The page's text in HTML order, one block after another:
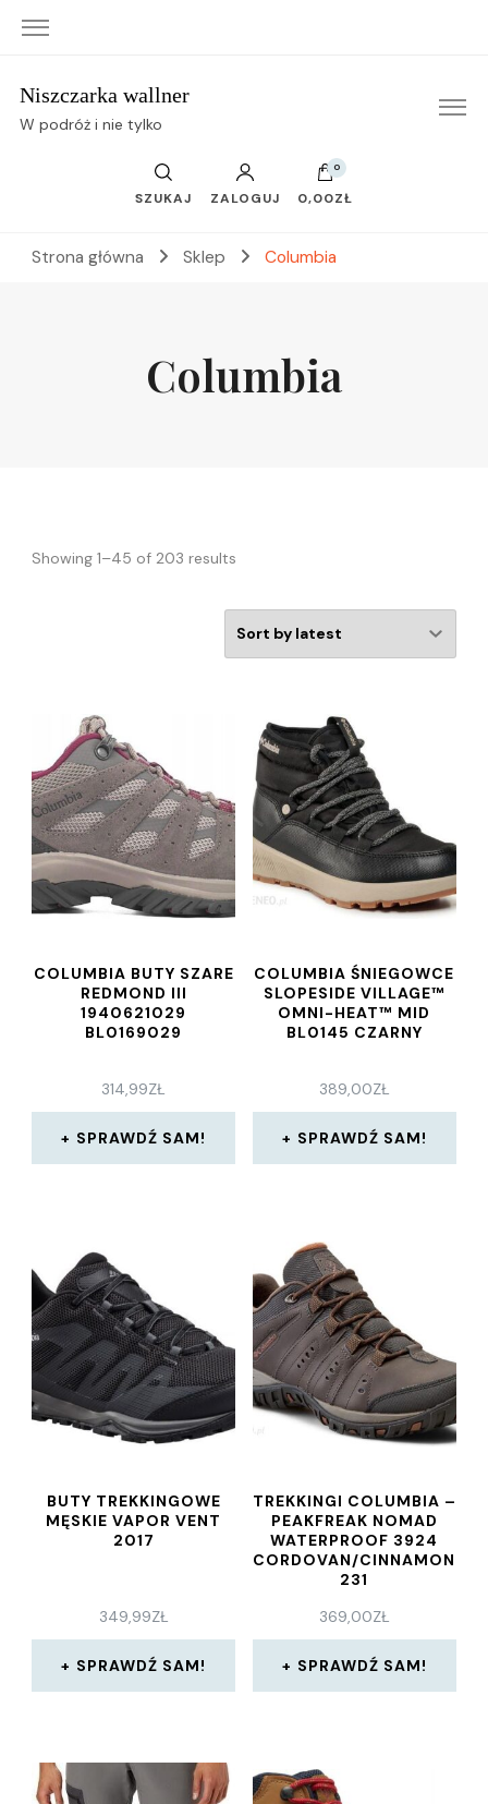
Niszczarka wallner
W podróż i nie tylko
SZUKAJ ZALOGUJ
0
0,00ZŁ
Strona główna Sklep Columbia
Columbia
Showing 1–45 of 203 results
COLUMBIA BUTY SZARE
REDMOND III
1940621029
BL0169029
314,99ZŁ
SPRAWDŹ SAM!
COLUMBIA ŚNIEGOWCE
SLOPESIDE VILLAGE™
OMNI-HEAT™ MID
BL0145 CZARNY
389,00ZŁ
SPRAWDŹ SAM!
BUTY TREKKINGOWE
MĘSKIE VAPOR VENT
2017
349,99ZŁ
SPRAWDŹ SAM!
TREKKINGI COLUMBIA –
PEAKFREAK NOMAD
WATERPROOF 3924
CORDOVAN/CINNAMON
231
369,00ZŁ
SPRAWDŹ SAM!